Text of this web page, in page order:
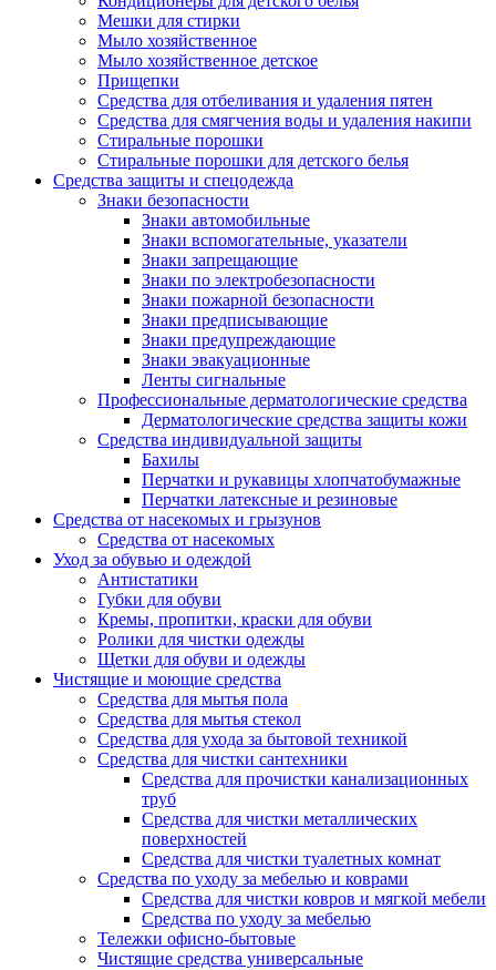
Мешки для стирки
Мыло хозяйственное
Мыло хозяйственное детское
Прищепки
Средства для отбеливания и удаления пятен
Средства для смягчения воды и удаления накипи
Стиральные порошки
Стиральные порошки для детского белья
Средства защиты и спецодежда
Знаки безопасности
Знаки автомобильные
Знаки вспомогательные, указатели
Знаки запрещающие
Знаки по электробезопасности
Знаки пожарной безопасности
Знаки предписывающие
Знаки предупреждающие
Знаки эвакуационные
Ленты сигнальные
Профессиональные дерматологические средства
Дерматологические средства защиты кожи
Средства индивидуальной защиты
Бахилы
Перчатки и рукавицы хлопчатобумажные
Перчатки латексные и резиновые
Средства от насекомых и грызунов
Средства от насекомых
Уход за обувью и одеждой
Антистатики
Губки для обуви
Кремы, пропитки, краски для обуви
Ролики для чистки одежды
Щетки для обуви и одежды
Чистящие и моющие средства
Средства для мытья пола
Средства для мытья стекол
Средства для ухода за бытовой техникой
Средства для чистки сантехники
Средства для прочистки канализационных
труб
Средства для чистки металлических
поверхностей
Средства для чистки туалетных комнат
Средства по уходу за мебелью и коврами
Средства для чистки ковров и мягкой мебели
Средства по уходу за мебелью
Тележки офисно-бытовые
Чистящие средства универсальные